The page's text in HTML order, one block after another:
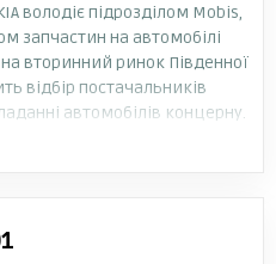
володіє підрозділом Mobis,
запчастин на автомобілі
вторинний ринок Південної
відбір постачальників
автомобілів концерну.